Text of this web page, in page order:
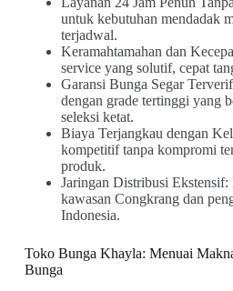
untuk kebutuhan mendadak
terjadwal.
Keramahtamahan dan
service yang solutif, cepat
Garansi Bunga Segar
dengan grade tertinggi yang
seleksi ketat.
Biaya Terjangkau dengan
kompetitif tanpa kompromi
produk.
Jaringan Distribusi
kawasan Congkrang dan
Indonesia.
Toko Bunga Khayla: Menuai
Bunga